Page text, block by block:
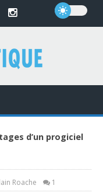
d’un progiciel
Roache 1